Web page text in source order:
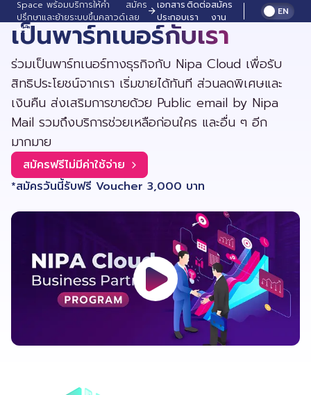
Space พร้อมบริการให้คำ
ปรึกษาและย้ายระบบขึ้นคลาวด์
ฟรี!
สมัคร
เลย
เอกสาร
ประกอบ
ติดต่อ
เรา
สมัคร
งาน
EN
เป็นพาร์ทเนอร์กับเรา
ร่วมเป็นพาร์ทเนอร์ทางธุรกิจกับ Nipa Cloud เพื่อรับ
สิทธิประโยชน์จากเรา เริ่มขายได้ทันที ส่วนลดพิเศษและ
เงินคืน ส่งเสริมการขายด้วย Public email by Nipa
Mail รวมถึงบริการช่วยเหลือก่อนใคร และอื่น ๆ อีก
มากมาย
สมัครฟรีไม่มีค่าใช้จ่าย
*สมัครวันนี้รับฟรี Voucher 3,000 บาท